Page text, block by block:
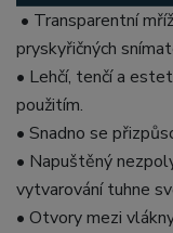
• Transparentní
pryskyřičných
• Lehčí, tenčí a
použitím.
• Snadno se
• Napuštěný
vytvarování tuhne
• Otvory mezi